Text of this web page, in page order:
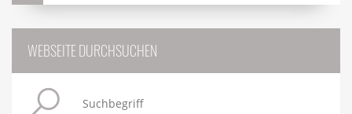
WEBSEITE DURCHSUCHEN